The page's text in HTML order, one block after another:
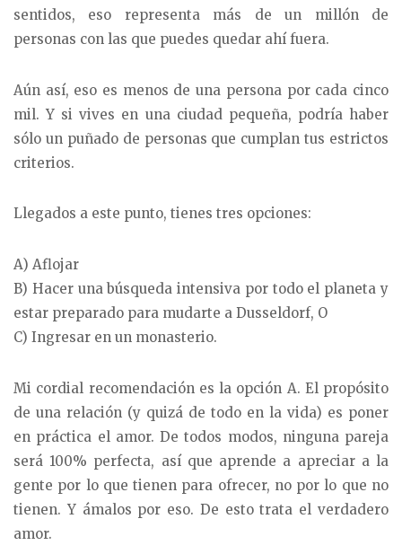
sentidos, eso representa más de un millón de
personas con las que puedes quedar ahí fuera.
Aún así, eso es menos de una persona por cada cinco
mil. Y si vives en una ciudad pequeña, podría haber
sólo un puñado de personas que cumplan tus estrictos
criterios.
Llegados a este punto, tienes tres opciones:
A) Aflojar
B) Hacer una búsqueda intensiva por todo el planeta y
estar preparado para mudarte a Dusseldorf, O
C) Ingresar en un monasterio.
Mi cordial recomendación es la opción A. El propósito
de una relación (y quizá de todo en la vida) es poner
en práctica el amor. De todos modos, ninguna pareja
será 100% perfecta, así que aprende a apreciar a la
gente por lo que tienen para ofrecer, no por lo que no
tienen. Y ámalos por eso. De esto trata el verdadero
amor.